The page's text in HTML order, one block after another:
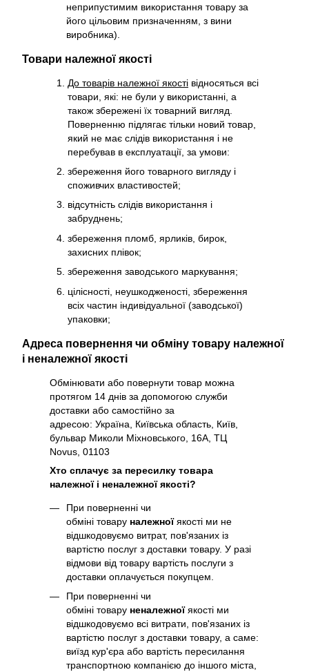
неприпустимим використання товару за
його цільовим призначенням, з вини
виробника).
Товари належної якості
До товарів належної якості відносяться всі
товари, які: не були у використанні, а
також збережені їх товарний вигляд.
Поверненню підлягає тільки новий товар,
який не має слідів використання і не
перебував в експлуатації, за умови:
збереження його товарного вигляду і
споживчих властивостей;
відсутність слідів використання і
забруднень;
збереження пломб, ярликів, бирок,
захисних плівок;
збереження заводського маркування;
цілісності, неушкодженості, збереження
всіх частин індивідуальної (заводської)
упаковки;
Адреса повернення чи обміну товару належної
і неналежної якості
Обмінювати або повернути товар можна
протягом 14 днів за допомогою служби
доставки або самостійно за
адресою: Україна, Київська область, Київ,
бульвар Миколи Міхновського, 16А, ТЦ
Novus, 01103
Хто сплачує за пересилку товара
належної і неналежної якості?
При поверненні чи
обміні товару належноїякості ми не
відшкодовуємо витрат, пов'язаних із
вартістю послуг з доставки товару. У разі
відмови від товару вартість послуги з
доставки оплачується покупцем.
При поверненні чи
обміні товару неналежноїякості ми
відшкодовуємо всі витрати, пов'язаних із
вартістю послуг з доставки товару, а саме:
виїзд кур'єра або вартість пересилання
транспортною компанією до іншого міста,